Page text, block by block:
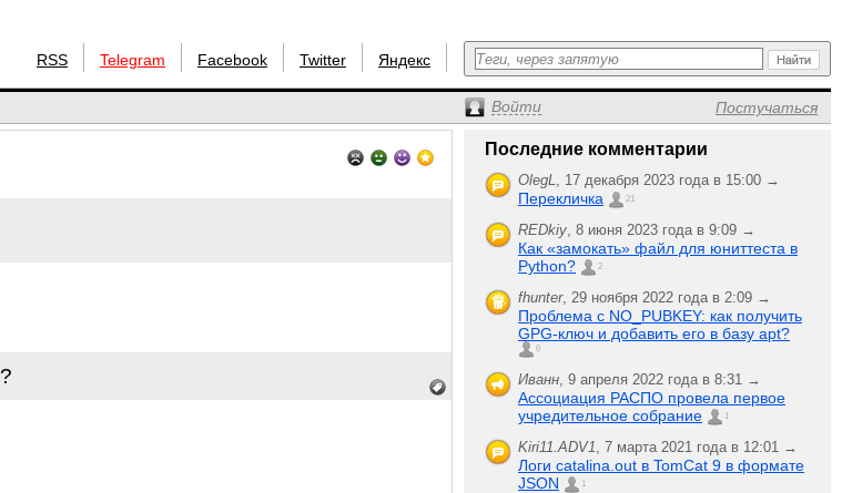
RSS Telegram Facebook Twitter Яндекс
Войти Постучаться
?
Последние комментарии
OlegL, 17 декабря 2023 года в 15:00 →
Перекличка 21
REDkiy, 8 июня 2023 года в 9:09 →
Как «замокать» файл для юниттеста в
Python?
2
fhunter, 29 ноября 2022 года в 2:09 →
Проблема с NO_PUBKEY: как получить
GPG-ключ и добавить его в базу apt?
6
Иванн, 9 апреля 2022 года в 8:31 →
Ассоциация РАСПО провела первое
учредительное собрание
1
Kiri11.ADV1, 7 марта 2021 года в 12:01 →
Логи catalina.out в TomCat 9 в формате
JSON
1